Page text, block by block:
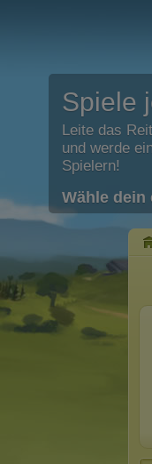
Spiele
Leite das
und werde
Spielern!
Wähle dein